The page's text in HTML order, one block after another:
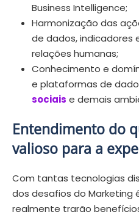
Business Intelligence;
Harmonização das
de dados, indicadores
relações humanas;
Conhecimento e
e plataformas de
sociais e demais
Entendimento do
valioso para a
Com tantas tecnologias
dos desafios do Marketing
realmente trarão